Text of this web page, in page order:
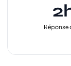
Réponse